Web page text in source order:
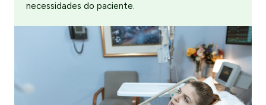
necessidades do paciente.